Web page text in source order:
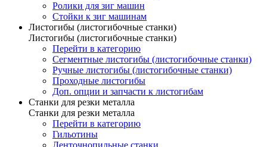
Ролики для зиг машин
Стойки к зиг машинам
Листогибы (листогибочные станки)
Листогибы (листогибочные станки)
Перейти в категорию
Сегментные листогибы (листогибочные станки)
Ручные листогибы (листогибочные станки)
Проходные листогибы
Доп. опции и запчасти к листогибам
Станки для резки металла
Станки для резки металла
Перейти в категорию
Гильотины
Ленточнопильные станки